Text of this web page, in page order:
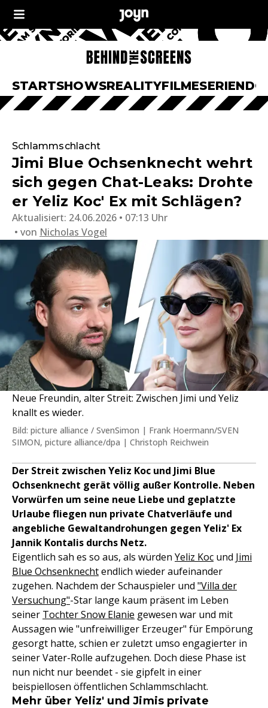
STARTSHOWSREALITYFILMESERIEN
Schlammschlacht
Jimi Blue Ochsenknecht wehrt
sich gegen Chat-Leaks: Drohte
er Yeliz Koc' Ex mit Schlägen?
Aktualisiert: 24.06.2026 • 07:13 Uhr
von Nicholas Vogel
Neue Freundin, alter Streit: Zwischen Jimi und Yeliz
knallt es wieder.
Bild: picture alliance / SvenSimon | Frank Hoermann/SVEN
SIMON, picture alliance/dpa | Christoph Reichwein
Der Streit zwischen Yeliz Koc und Jimi Blue
Ochsenknecht gerät völlig außer Kontrolle. Neben
Vorwürfen um seine neue Liebe und geplatzte
Urlaube fliegen nun private Chatverläufe und
angebliche Gewaltandrohungen gegen Yeliz' Ex
Jannik Kontalis durchs Netz.
Eigentlich sah es so aus, als würden Yeliz Koc und Jimi
Blue Ochsenknechtendlich wieder aufeinander
zugehen. Nachdem der Schauspieler und "Villa der
Versuchung"-Star lange kaum präsent im Leben
seiner Tochter Snow Elanie gewesen war und mit
Aussagen wie "unfreiwilliger Erzeuger" für Empörung
gesorgt hatte, schien er zuletzt umso engagierter in
seiner Vater-Rolle aufzugehen. Doch diese Phase ist
nun nicht nur beendet - sie gipfelt in einer
beispiellosen öffentlichen Schlammschlacht.
Mehr über Yeliz' und Jimis private